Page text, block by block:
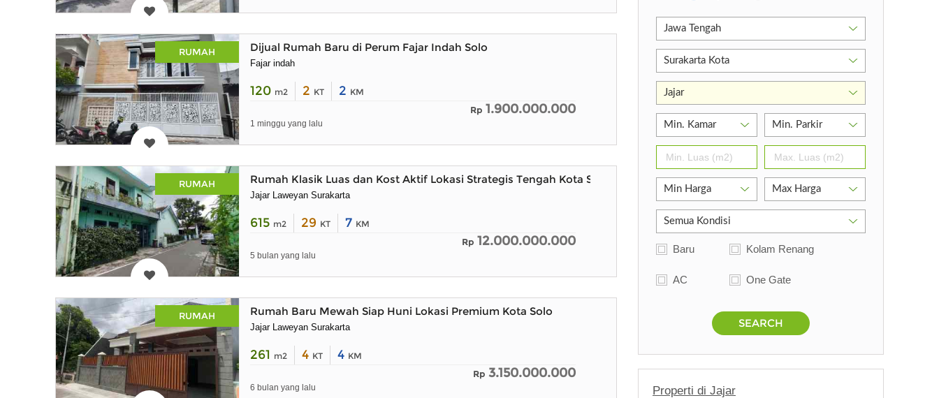
RUMAH Dijual Rumah Baru di Perum Fajar Indah Solo
Fajar indah
120 m2 2 KT 2 KM
Rp 1.900.000.000
1 minggu yang lalu
RUMAH Rumah Klasik Luas dan Kost Aktif Lokasi Strategis Tengah Kota Solo
Jajar Laweyan Surakarta
615 m2 29 KT 7 KM
Rp 12.000.000.000
5 bulan yang lalu
RUMAH Rumah Baru Mewah Siap Huni Lokasi Premium Kota Solo
Jajar Laweyan Surakarta
261 m2 4 KT 4 KM
Rp 3.150.000.000
6 bulan yang lalu
Baru Kolam Renang
AC One Gate
SEARCH
Properti di Jajar